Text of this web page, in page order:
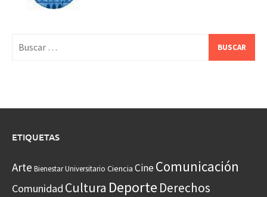
ETIQUETAS
Arte Bienestar Universitario Ciencia CineComunicación
Comunidad Cultura Deporte Derechos